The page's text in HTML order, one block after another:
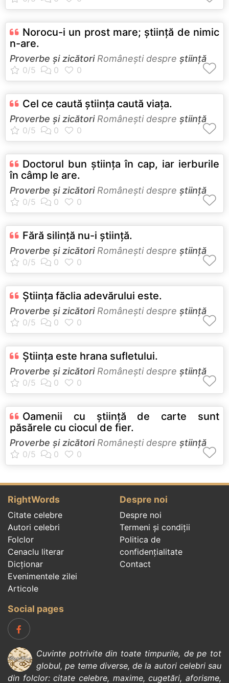
Norocu-i un prost mare; ştiinţă de nimic
n-are.
Proverbe și zicătoriRomâneşti despre știință
Cel ce caută ştiinţa caută viaţa.
Proverbe și zicătoriRomâneşti despre știință
Doctorul bun ştiinţa în cap, iar ierburile
în câmp le are.
Proverbe și zicătoriRomâneşti despre știință
Fără silinţă nu-i ştiinţă.
Proverbe și zicătoriRomâneşti despre știință
Ştiinţa făclia adevărului este.
Proverbe și zicătoriRomâneşti despre știință
Ştiinţa este hrana sufletului.
Proverbe și zicătoriRomâneşti despre știință
Oamenii cu ştiinţă de carte sunt
păsărele cu ciocul de fier.
Proverbe și zicătoriRomâneşti despre știință
RightWords
Citate celebre
Autori celebri
Folclor
Cenaclu literar
Dicționar
Evenimentele zilei
Articole
Despre noi
Despre noi
Termeni și condiții
Politica de
confidenţialitate
Contact
Social pages
Cuvinte potrivite din toate timpurile, de pe tot
globul, pe teme diverse, de la autori celebrisau
din folclor:citate celebre, maxime,cugetări,aforisme,